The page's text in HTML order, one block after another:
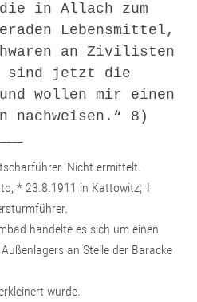
in Allach zum
Lebensmittel,
an Zivilisten
sind jetzt die
wollen mir einen
nachweisen.“ 8)
Nicht ermittelt.
* 23.8.1911 in Kattowitz; †
handelte es sich um einen
an Stelle der Baracke
wurde.